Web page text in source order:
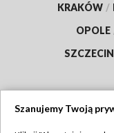
KRAKÓW /
OPOLE
SZCZECIN
Szanujemy Twoją